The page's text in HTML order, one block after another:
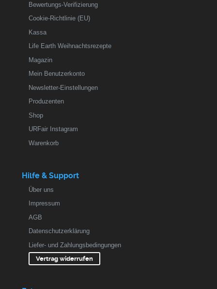
Bewertungs-Verifizierung
Cookie-Richtlinie (EU)
Kassa
Life Earth Weihnachtsrezepte
Magazin
Mein Benutzerkonto
Newsletter-Einstellungen
Produzenten
Shop
URFair Instagram
Warenkorb
Hilfe & Support
Über uns
Impressum
AGB
Datenschutzerklärung
Liefer- und Zahlungsbedingungen
Vertrag widerrufen